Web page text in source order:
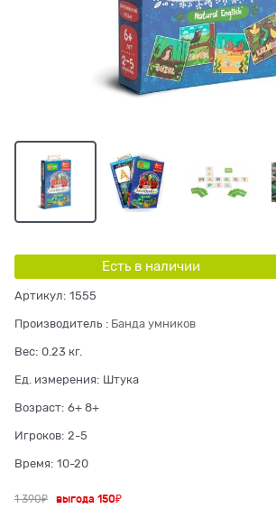
Есть в наличии
Артикул: 1555
Производитель : Банда умников
Вес: 0.23 кг.
Ед. измерения: Штука
Возраст: 6+ 8+
Игроков: 2-5
Время: 10-20
1 390₽ выгода150₽